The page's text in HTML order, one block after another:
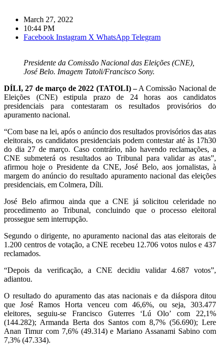
March 27, 2022
10:44 PM
Facebook Instagram X WhatsApp Telegram
Presidente da Comissão Nacional das Eleições (CNE),
José Belo. Imagem Tatoli/Francisco Sony.
DÍLI, 27 de março de 2022 (TATOLI) –A Comissão Nacional de
Eleições (CNE) estipula prazo de 24 horas aos candidatos
presidenciais para contestaram os resultados provisórios do
apuramento nacional.
“Com base na lei, após o anúncio dos resultados provisórios das atas
eleitorais, os candidatos presidenciais podem contestar até às 17h30
do dia 27 de março. Caso contrário, não havendo reclamações, a
CNE submeterá os resultados ao Tribunal para validar as atas”,
afirmou hoje o Presidente da CNE, José Belo, aos jornalistas, à
margem do anúncio do resultado apuramento nacional das eleições
presidenciais, em Colmera, Díli.
José Belo afirmou ainda que a CNE já solicitou celeridade no
procedimento ao Tribunal, concluindo que o processo eleitoral
prossegue sem interrupção.
Segundo o dirigente, no apuramento nacional das atas eleitorais de
1.200 centros de votação, a CNE recebeu 12.706 votos nulos e 437
reclamados.
“Depois da verificação, a CNE decidiu validar 4.687 votos”,
adiantou.
O resultado do apuramento das atas nacionais e da diáspora ditou
que José Ramos Horta venceu com 46,6%, ou seja, 303.477
eleitores, seguiu-se Francisco Guterres ‘Lú Olo’ com 22,1%
(144.282); Armanda Berta dos Santos com 8,7% (56.690); Lere
Anan Timur com 7,6% (49.314) e Mariano Assanami Sabino com
7,3% (47.334).